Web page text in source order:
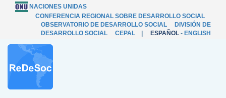
NACIONES UNIDAS
CONFERENCIA REGIONAL SOBRE DESARROLLO SOCIAL
OBSERVATORIO DE DESARROLLO SOCIAL
DIVISIÓN DE
DESARROLLO SOCIAL
CEPAL ESPAÑOL - ENGLISH